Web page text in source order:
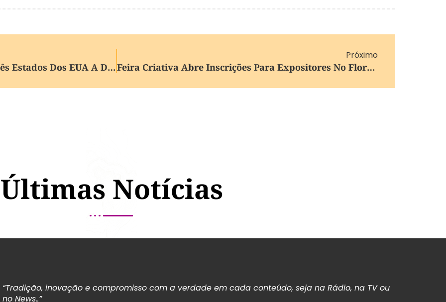
Tempestade De Inverno Leva Três Estados Dos EUA A Decretarem Emergência
Próximo
Feira Criativa Abre Inscrições Para Expositores No Flores Blues Jazz Festival 2026
Últimas Notícias
“Tradição, inovação e compromisso com a verdade em cada conteúdo, seja na Rádio, na TV ou
no News..”